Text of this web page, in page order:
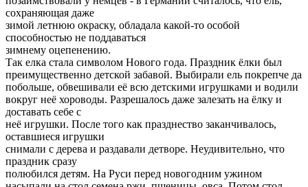
сохраняющая даже
зимой летнюю окраску, обладала какой-то особой
способностью не поддаваться
зимнему оцепенению.
Так елка стала символом Нового года. Праздник ёлки был
преимущественно детской забавой. Выбирали ель покрепче да
побольше, обвешивали её всю детскими игрушками и водили
вокруг неё хороводы. Разрешалось даже залезать на ёлку и
доставать себе с
неё игрушки. После того как празднество заканчивалось,
оставшиеся игрушки
снимали с дерева и раздавали детворе. Неудивительно, что
праздник сразу
полюбился детям. На Руси перед новогодним ужином